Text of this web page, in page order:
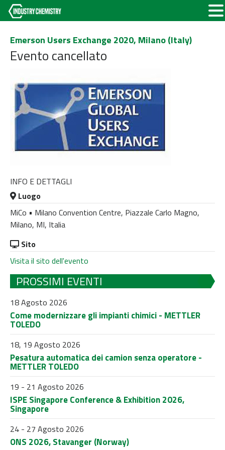
Emerson Users Exchange 2020, Milano (Italy)
Evento cancellato
INFO E DETTAGLI
Luogo
MiCo • Milano Convention Centre, Piazzale Carlo Magno,
Milano, MI, Italia
Sito
Visita il sito dell'evento
PROSSIMI EVENTI
18 Agosto 2026
Come modernizzare gli impianti chimici - METTLER
TOLEDO
18, 19 Agosto 2026
Pesatura automatica dei camion senza operatore -
METTLER TOLEDO
19 - 21 Agosto 2026
ISPE Singapore Conference & Exhibition 2026,
Singapore
24 - 27 Agosto 2026
ONS 2026, Stavanger (Norway)